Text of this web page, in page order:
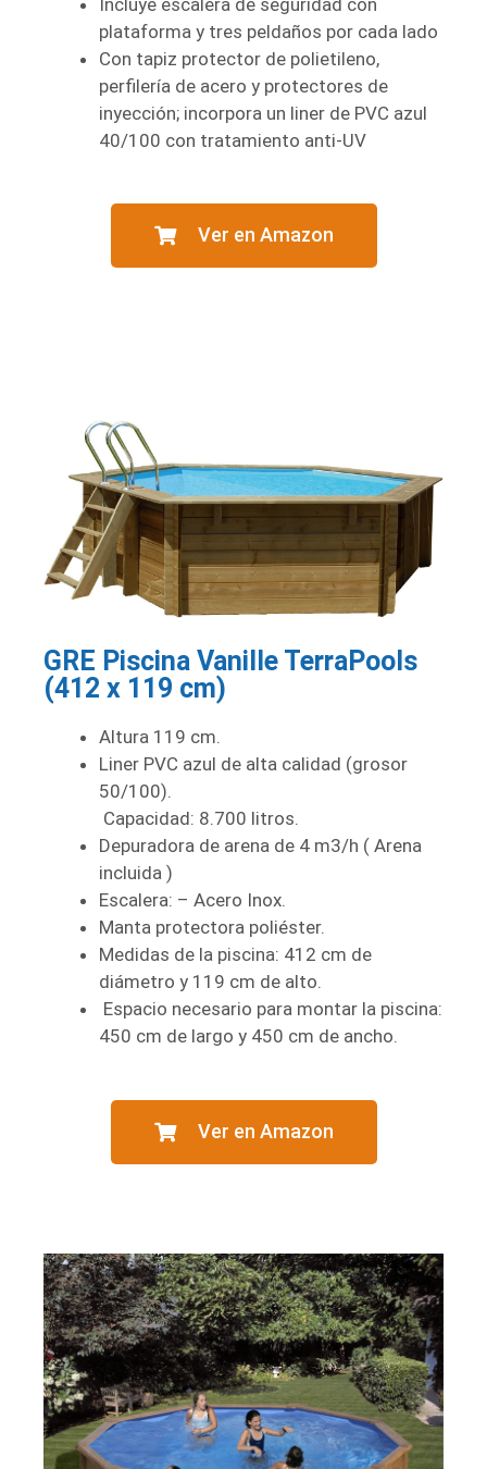
plataforma y tres peldaños por cada lado
Con tapiz protector de polietileno,
perfilería de acero y protectores de
inyección; incorpora un liner de PVC azul
40/100 con tratamiento anti-UV
Ver en Amazon
GRE Piscina Vanille TerraPools
(412 x 119 cm)
Altura 119 cm.
Liner PVC azul de alta calidad (grosor
50/100).
Capacidad: 8.700 litros.
Depuradora de arena de 4 m3/h ( Arena
incluida )
Escalera: – Acero Inox.
Manta protectora poliéster.
Medidas de la piscina: 412 cm de
diámetro y 119 cm de alto.
Espacio necesario para montar la piscina:
450 cm de largo y 450 cm de ancho.
Ver en Amazon